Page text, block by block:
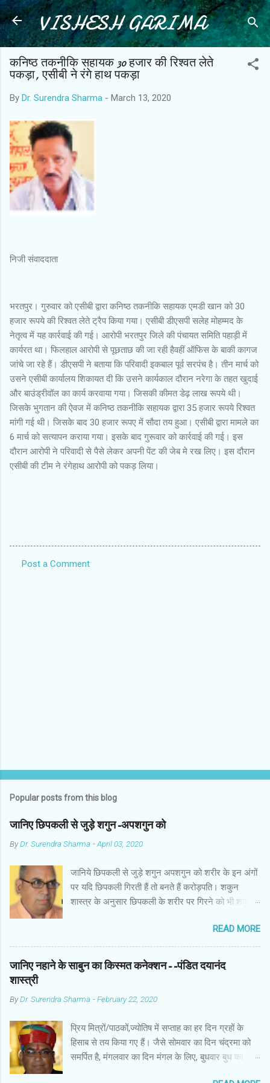
Skip to main content
VISHESH GARIMA
कनिष्ठ तकनीकि सहायक 30 हजार की रिश्वत लेते
पकड़ा, एसीबी ने रंगे हाथ पकड़ा
By Dr. Surendra Sharma - March 13, 2020
निजी संवाददाता
भरतपुर। गुरुवार को एसीबी द्वारा कनिष्ठ तकनीकि सहायक एमडी खान को 30
हजार रूपये की रिश्वत लेते ट्रैप किया गया। एसीबी डीएसपी सलेह मोहम्मद के
नेतृत्व में यह कार्रवाई की गई। आरोपी भरतपुर जिले की पंचायत समिति पहाड़ी में
कार्यरत था। फिलहाल आरोपी से पूछताछ की जा रही हैवहीं ऑफिस के बाकी कागज
जांचे जा रहे हैं। डीएसपी ने बताया कि परिवादी इकबाल पूर्व सरपंच है। तीन मार्च को
उसने एसीबी कार्यालय शिकायत दी कि उसने कार्यकाल दौरान नरेगा के तहत खुदाई
और बाउंड्रीवॉल का कार्य करवाया गया। जिसकी कीमत डेढ़ लाख रूपये थी।
जिसके भुगतान की ऐवज में कनिष्ठ तकनीकि सहायक द्वारा 35 हजार रूपये रिश्वत
मांगी गई थी। जिसके बाद 30 हजार रूपए में सौदा तय हुआ। एसीबी द्वारा मामले का
6 मार्च को सत्यापन कराया गया। इसके बाद गुरूवार को कार्रवाई की गई। इस
दौरान आरोपी ने परिवादी से पैसे लेकर अपनी पेंट की जेब मे रख लिए। इस दौरान
एसीबी की टीम ने रंगेहाथ आरोपी को पकड़ लिया।
Post a Comment
Popular posts from this blog
जानिए छिपकली से जुड़े शगुन-अपशगुन को
ByDr. Surendra Sharma -April 03, 2020
जानिये छिपकली से जुड़े शगुन अपशगुन को शरीर के इन अंगों
पर यदि छिपकली गिरती हैं तो बनते हैं करोड़पति। शकुन
शास्त्र के अनुसार छिपकली के शरीर पर गिरने को भी शकुन/
पाई जाती है, एक जंगली और एक घरेलू। छिपकली की जंगली
नस्ल को गिरगिट कहा जाता है जबकि घरों में पाई जाने वाली
छिपकली घरेलू छिपकली कही जाती है। शकुन शास्त्र के
अनुसार छिपकली के शरीर पर गिरने को भी शकुन/अपशकुन
के दाहिनी तरफ गिरना ठीक होता है। इसी प्रकार छिपकली का
की ओर गिरना अच्छा नहीं होता। रविवार या मंगलवार को लाल
रंग की छिपकली तथा शनिवार को काले रंग की छिपकली से
कम हानि होती है। ✍🏻✍🏻🌷🌷👉🏻👉🏻 छिपकली होती है मां
READ MORE
जानिए नहाने के साबुन का किस्मत कनेक्शन--पंडित दयानंद
शास्त्री
ByDr. Surendra Sharma -February 22, 2020
प्रिय मित्रों/पाठकों,ज्योतिष में सप्ताह का हर दिन ग्रहों के
हिसाब से तय किया गए हैं। जैसे सोमवार का दिन चंद्रमा को
समर्पित है, मंगलवार का दिन मंगल के लिए, बुधवार बुध का